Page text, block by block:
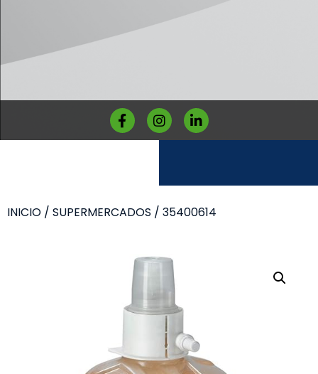
INICIO / SUPERMERCADOS / 35400614